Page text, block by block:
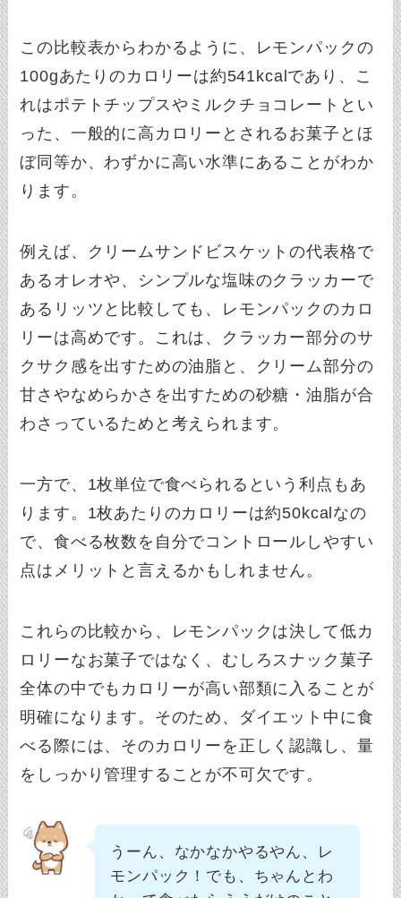
この比較表からわかるように、レモンパックの
100gあたりのカロリーは約541kcalであり、こ
れはポテトチップスやミルクチョコレートとい
った、一般的に高カロリーとされるお菓子とほ
ぼ同等か、わずかに高い水準にあることがわか
ります。
例えば、クリームサンドビスケットの代表格で
あるオレオや、シンプルな塩味のクラッカーで
あるリッツと比較しても、レモンパックのカロ
リーは高めです。これは、クラッカー部分のサ
クサク感を出すための油脂と、クリーム部分の
甘さやなめらかさを出すための砂糖・油脂が合
わさっているためと考えられます。
一方で、1枚単位で食べられるという利点もあ
ります。1枚あたりのカロリーは約50kcalなの
で、食べる枚数を自分でコントロールしやすい
点はメリットと言えるかもしれません。
これらの比較から、レモンパックは決して低カ
ロリーなお菓子ではなく、むしろスナック菓子
全体の中でもカロリーが高い部類に入ることが
明確になります。そのため、ダイエット中に食
べる際には、そのカロリーを正しく認識し、量
をしっかり管理することが不可欠です。
うーん、なかなかやるやん、レ
モンパック！でも、ちゃんとわ